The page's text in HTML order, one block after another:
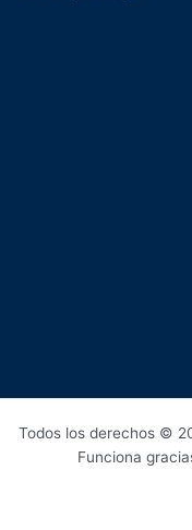
Todos los derechos ©
Funciona